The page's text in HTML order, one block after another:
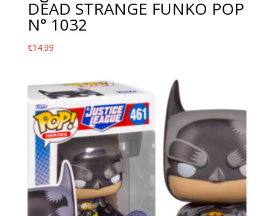
DEAD STRANGE FUNKO POP
N° 1032
€14.99